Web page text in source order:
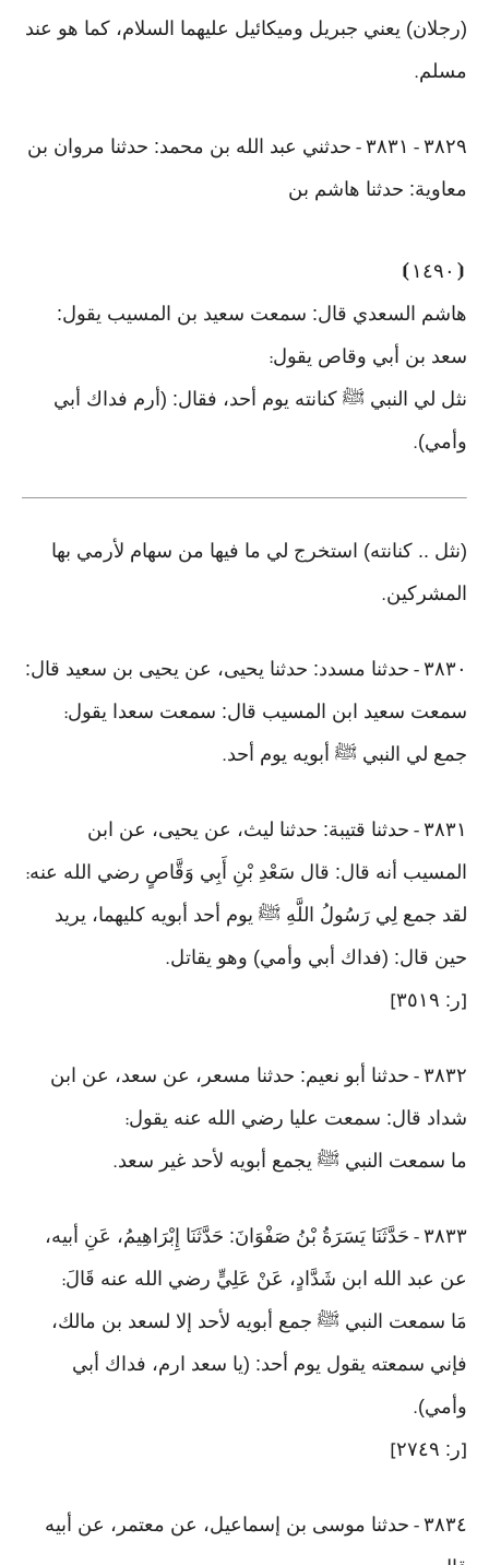
(رجلان) يعني جبريل وميكائيل عليهما السلام، كما هو عند
مسلم.
٣٨٢٩ - ٣٨٣١ - حدثني عبد الله بن محمد: حدثنا مروان بن
معاوية: حدثنا هاشم بن
⦗ ١٤٩٠ ⦘
هاشم السعدي قال: سمعت سعيد بن المسيب يقول:
سعد بن أبي وقاص يقول:
نثل لي النبي ﷺ كنانته يوم أحد، فقال: (أرم فداك أبي
وأمي).
(نثل .. كنانته) استخرج لي ما فيها من سهام لأرمي بها
المشركين.
٣٨٣٠ - حدثنا مسدد: حدثنا يحيى، عن يحيى بن سعيد قال:
سمعت سعيد ابن المسيب قال: سمعت سعدا يقول:
جمع لي النبي ﷺ أبويه يوم أحد.
٣٨٣١ - حدثنا قتيبة: حدثنا ليث، عن يحيى، عن ابن
المسيب أنه قال: قال سَعْدِ بْنِ أَبِي وَقَّاصٍ رضي الله عنه:
لقد جمع لِي رَسُولُ اللَّهِ ﷺ يوم أحد أبويه كليهما، يريد
حين قال: (فداك أبي وأمي) وهو يقاتل.
[ر: ٣٥١٩ ]
٣٨٣٢ - حدثنا أبو نعيم: حدثنا مسعر، عن سعد، عن ابن
شداد قال: سمعت عليا رضي الله عنه يقول:
ما سمعت النبي ﷺ يجمع أبويه لأحد غير سعد.
٣٨٣٣ - حَدَّثَنَا يَسَرَةُ بْنُ صَفْوَانَ: حَدَّثَنَا إِبْرَاهِيمُ، عَنِ أبيه،
عن عبد الله ابن شَدَّادٍ، عَنْ عَلِيٍّ رضي الله عنه قَالَ:
مَا سمعت النبي ﷺ جمع أبويه لأحد إلا لسعد بن مالك،
فإني سمعته يقول يوم أحد: (يا سعد ارم، فداك أبي
وأمي).
[ر: ٢٧٤٩ ]
٣٨٣٤ - حدثنا موسى بن إسماعيل، عن معتمر، عن أبيه